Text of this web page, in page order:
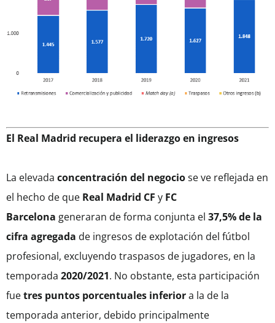
El Real Madrid recupera el liderazgo en ingresos
La elevada concentración del negociose ve reflejada en
el hecho de que Real Madrid CF y FC
Barcelona generaran de forma conjunta el 37,5% de la
cifra agregada de ingresos de explotación del fútbol
profesional, excluyendo traspasos de jugadores, en la
temporada 2020/2021. No obstante, esta participación
fuetres puntos porcentuales inferiora la de la
temporada anterior, debido principalmente